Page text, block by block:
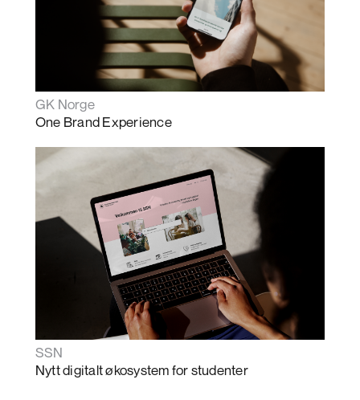
GK Norge
One Brand Experience
SSN
Nytt digitalt økosystem for studenter